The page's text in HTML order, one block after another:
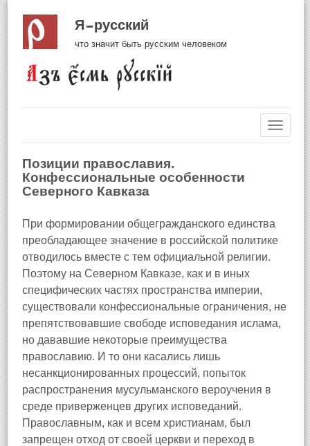
Я русский
что значит быть русским человеком
Позиции православия.
Конфессиональные особенности
Северного Кавказа
При формировании общегражданского единства
преобладающее значение в российской политике
отводилось вместе с тем официальной религии.
Поэтому на Северном Кавказе, как и в иных
специфических частях пространства империи,
существовали конфессиональные ограничения, не
препятствовавшие свободе исповедания ислама,
но дававшие некоторые преимущества
православию. И то они касались лишь
несанкционированных процессий, попыток
распространения мусульманского вероучения в
среде приверженцев других исповеданий.
Православным, как и всем христианам, был
запрещен отход от своей церкви и переход в